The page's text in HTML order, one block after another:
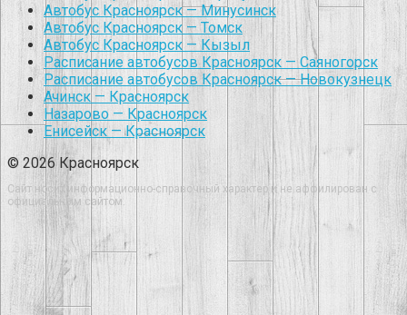
Автобус Красноярск — Минусинск
Автобус Красноярск — Томск
Автобус Красноярск — Кызыл
Расписание автобусов Красноярск — Саяногорск
Расписание автобусов Красноярск — Новокузнецк
Ачинск — Красноярск
Назарово — Красноярск
Енисейск — Красноярск
© 2026 Красноярск
Сайт носит информационно-справочный характер и не аффилирован с
официальным сайтом.